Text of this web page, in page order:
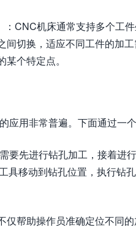
：CNC机床通常支持多个工
间切换，适应不同工件的加
个特定点。
应用非常普遍。下面通过一
要先进行钻孔加工，接着进
具移动到钻孔位置，执行
仅帮助操作员准确定位不同